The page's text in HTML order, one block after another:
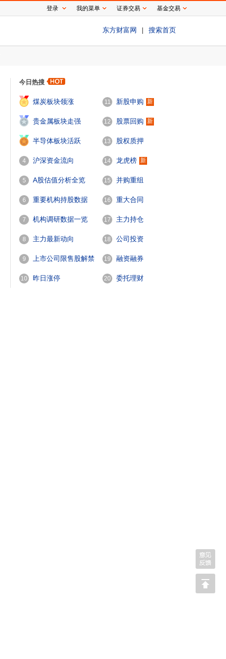
东方财富网 | 搜索首页
今日热搜
煤炭板块领涨
2
贵金属板块走强
3
半导体板块活跃
4 沪深资金流向
5 A股估值分析全览
6 重要机构持股数据
7 机构调研数据一览
8 主力最新动向
9 上市公司限售股解禁
一览
10 昨日涨停
11 新股申购 新
12 股票回购 新
13 股权质押
14 龙虎榜 新
15 并购重组
16 重大合同
17 主力持仓
18 公司投资
19 融资融券
20 委托理财
登录 我的菜单 证券交易 基金交易